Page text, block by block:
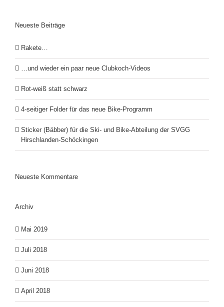
Neueste Beiträge
Rakete…
…und wieder ein paar neue Clubkoch-Videos
Rot-weiß statt schwarz
4-seitiger Folder für das neue Bike-Programm
Sticker (Bäbber) für die Ski- und Bike-Abteilung der SVGG
Hirschlanden-Schöckingen
Neueste Kommentare
Archiv
Mai 2019
Juli 2018
Juni 2018
April 2018